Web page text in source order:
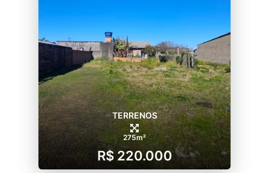
TERRENOS
275m²
R$ 220.000